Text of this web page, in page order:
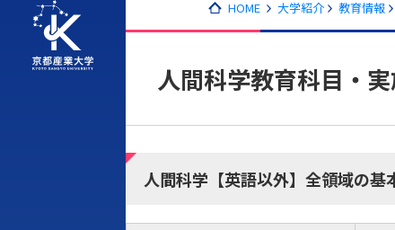
HOME 大学紹介 教育情報
人間科学教育科目・
人間科学【英語以外】全領域の基